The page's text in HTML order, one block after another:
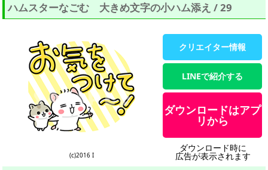
ハムスターなごむ 大きめ文字の小ハム添え / 29
(c)2016 I
クリエイター情報
LINEで紹介する
ダウンロードはアプ
リから
ダウンロード時に
広告が表示されます